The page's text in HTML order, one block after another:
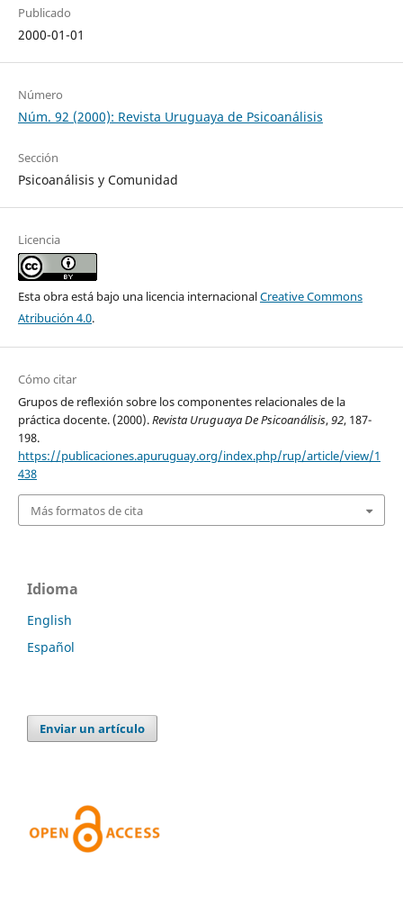
Publicado
2000-01-01
Número
Núm. 92 (2000): Revista Uruguaya de Psicoanálisis
Sección
Psicoanálisis y Comunidad
Licencia
Esta obra está bajo una licencia internacionalCreative Commons
Atribución 4.0.
Cómo citar
Grupos de reflexión sobre los componentes relacionales de la
práctica docente. (2000).Revista Uruguaya De Psicoanálisis,92, 187-
198.
https://publicaciones.apuruguay.org/index.php/rup/article/view/1
438
Más formatos de cita
Idioma
English
Español
Enviar un artículo